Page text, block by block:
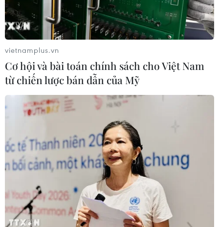
vietnamplus.vn
Cơ hội và bài toán chính sách cho Việt Nam
từ chiến lược bán dẫn của Mỹ